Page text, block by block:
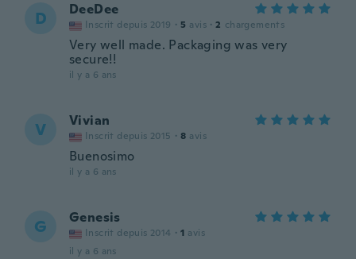
D DeeDee
Inscrit depuis 2019 · 5 avis · 2 chargements
Very well made. Packaging was very
secure!!
il y a 6 ans
V Vivian
Inscrit depuis 2015 · 8 avis
Buenosimo
il y a 6 ans
G Genesis
Inscrit depuis 2014 · 1 avis
il y a 6 ans